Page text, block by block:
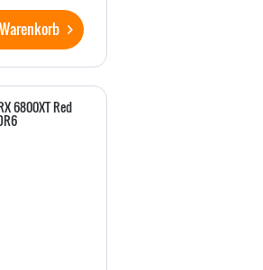
6800XT Red